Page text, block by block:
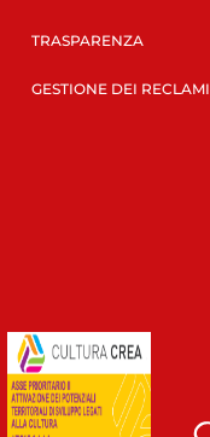
TRASPARENZA
GESTIONE DEI RECLAMI